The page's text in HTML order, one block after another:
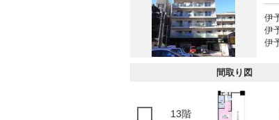
伊
伊
伊
間取り図
13階